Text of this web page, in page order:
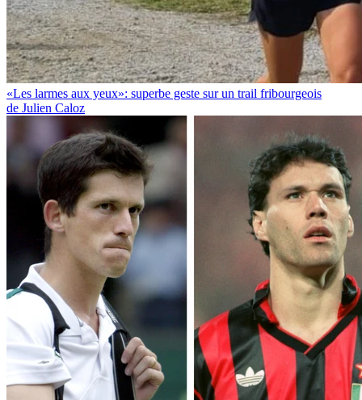
«Les larmes aux yeux»: superbe geste sur un trail fribourgeois
de Julien Caloz